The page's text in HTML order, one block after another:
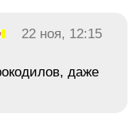
22 ноя, 12:15
даже